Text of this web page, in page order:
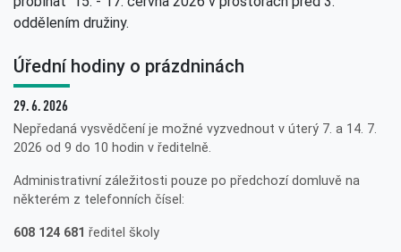
oddělením družiny.
Úřední hodiny o prázdninách
29. 6. 2026
Nepředaná vysvědčení je možné vyzvednout v úterý 7. a 14. 7.
2026 od 9 do 10 hodin v ředitelně.
Administrativní záležitosti pouze po předchozí domluvě na
některém z telefonních čísel:
608 124 681 ředitel školy